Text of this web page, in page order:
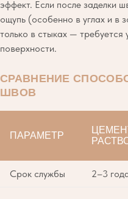
эффект. Если после заделки
ощупь (особенно в углах и в
только в стыках — требуется
поверхности.
СРАВНЕНИЕ
ШВОВ
ПАРАМЕТР
Срок службы 2–3